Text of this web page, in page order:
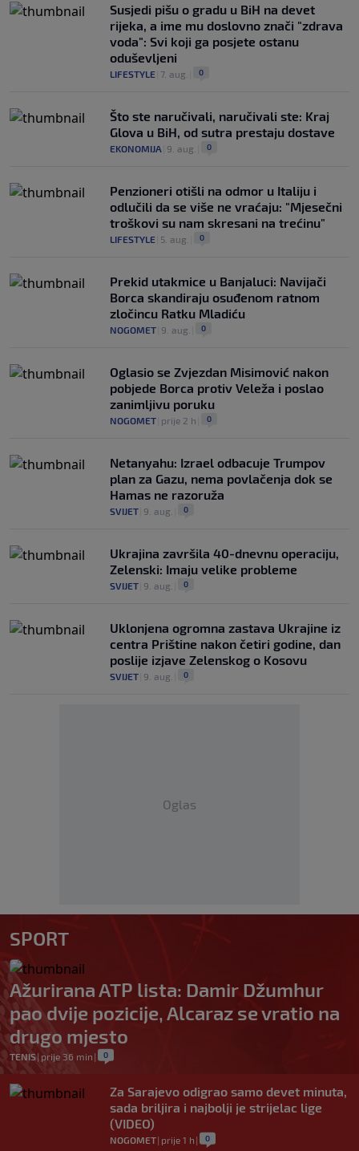
Susjedi pišu o gradu u BiH na devet
rijeka, a ime mu doslovno znači "zdrava
voda": Svi koji ga posjete ostanu
oduševljeni
LIFESTYLE 7. aug. 0
Što ste naručivali, naručivali ste: Kraj
Glova u BiH, od sutra prestaju dostave
EKONOMIJA 9. aug. 0
Penzioneri otišli na odmor u Italiju i
odlučili da se više ne vraćaju: "Mjesečni
troškovi su nam skresani na trećinu"
LIFESTYLE 5. aug. 0
Prekid utakmice u Banjaluci: Navijači
Borca skandiraju osuđenom ratnom
zločincu Ratku Mladiću
NOGOMET 9. aug. 0
Oglasio se Zvjezdan Misimović nakon
pobjede Borca protiv Veleža i poslao
zanimljivu poruku
NOGOMET prije 2 h 0
Netanyahu: Izrael odbacuje Trumpov
plan za Gazu, nema povlačenja dok se
Hamas ne razoruža
SVIJET 9. aug. 0
Ukrajina završila 40-dnevnu operaciju,
Zelenski: Imaju velike probleme
SVIJET 9. aug. 0
Uklonjena ogromna zastava Ukrajine iz
centra Prištine nakon četiri godine, dan
poslije izjave Zelenskog o Kosovu
SVIJET 9. aug. 0
Oglas
SPORT
Ažurirana ATP lista: Damir Džumhur
pao dvije pozicije, Alcaraz se vratio na
drugo mjesto
TENIS| prije 36 min | 0
Za Sarajevo odigrao samo devet minuta,
sada briljira i najbolji je strijelac lige
(VIDEO)
NOGOMET| prije 1 h | 0